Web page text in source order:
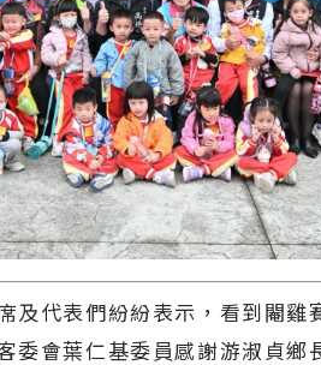
及代表們紛紛表示，看到閹雞
委會葉仁基委員感謝游淑貞鄉